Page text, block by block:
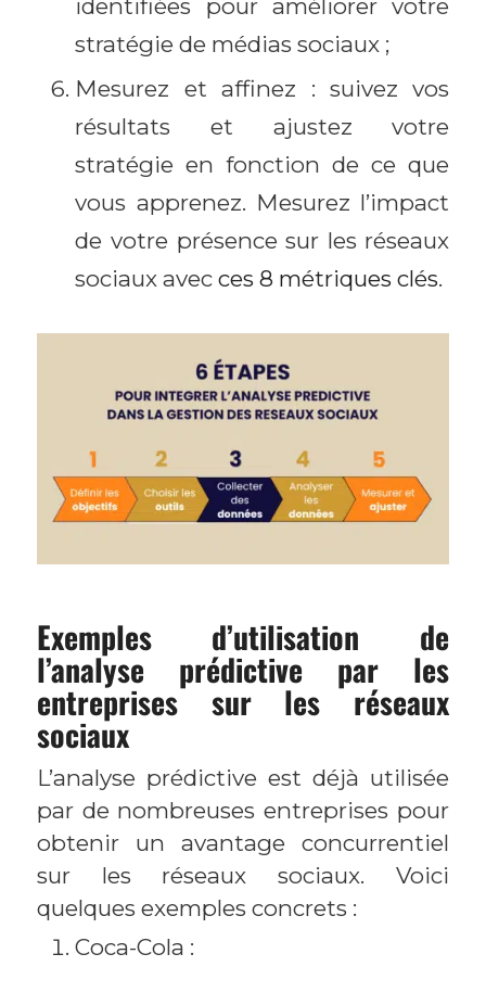
identifiées pour améliorer votre
stratégie de médias sociaux ;
Mesurez et affinez : suivez vos
résultats et ajustez votre
stratégie en fonction de ce que
vous apprenez. Mesurez l’impact
de votre présence sur les réseaux
sociaux avecces 8 métriques clés.
Exemples d’utilisation de
l’analyse prédictive par les
entreprises sur les réseaux
sociaux
L’analyse prédictive est déjà utilisée
par de nombreuses entreprises pour
obtenir un avantage concurrentiel
sur les réseaux sociaux. Voici
quelques exemples concrets :
Coca-Cola :